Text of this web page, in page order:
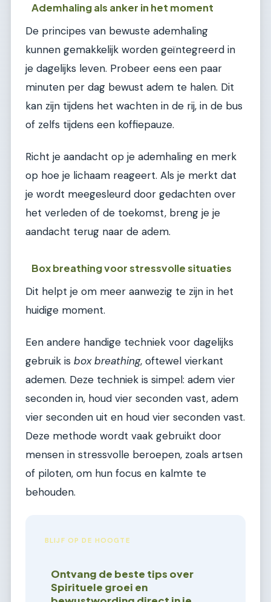
Ademhaling als anker in het moment
De principes van bewuste ademhaling
kunnen gemakkelijk worden geïntegreerd in
je dagelijks leven. Probeer eens een paar
minuten per dag bewust adem te halen. Dit
kan zijn tijdens het wachten in de rij, in de bus
of zelfs tijdens een koffiepauze.
Richt je aandacht op je ademhaling en merk
op hoe je lichaam reageert. Als je merkt dat
je wordt meegesleurd door gedachten over
het verleden of de toekomst, breng je je
aandacht terug naar de adem.
Box breathing voor stressvolle situaties
Dit helpt je om meer aanwezig te zijn in het
huidige moment.
Een andere handige techniek voor dagelijks
gebruik is box breathing, oftewel vierkant
ademen. Deze techniek is simpel: adem vier
seconden in, houd vier seconden vast, adem
vier seconden uit en houd vier seconden vast.
Deze methode wordt vaak gebruikt door
mensen in stressvolle beroepen, zoals artsen
of piloten, om hun focus en kalmte te
behouden.
BLIJF OP DE HOOGTE
Ontvang de beste tips over
Spirituele groei en